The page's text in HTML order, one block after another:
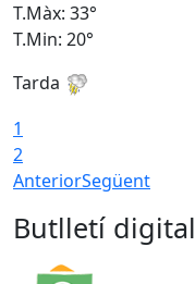
T.Màx: 33°
T.Min: 20°
Tarda
1
2
AnteriorSegüent
Butlletí digital